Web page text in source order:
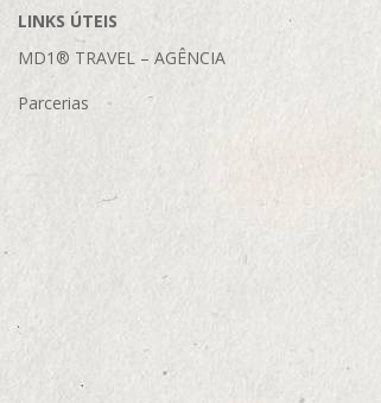
LINKS ÚTEIS
MD1® TRAVEL – AGÊNCIA
Parcerias